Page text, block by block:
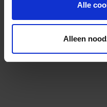
Alle
Alleen